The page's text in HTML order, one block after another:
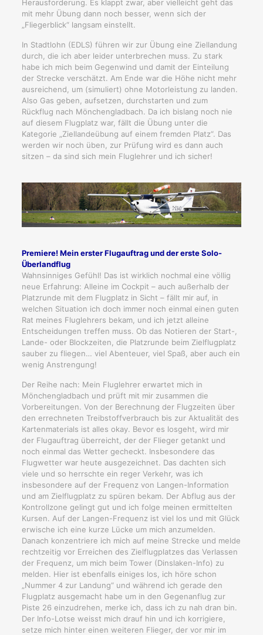
Herausforderung. Es klappt zwar, aber vielleicht geht das
mit mehr Übung dann noch besser, wenn sich der
„Fliegerblick“ langsam einstellt.
In Stadtlohn (EDLS) führen wir zur Übung eine Ziellandung
durch, die ich aber leider unterbrechen muss. Zu stark
habe ich mich beim Gegenwind und damit der Einteilung
der Strecke verschätzt. Am Ende war die Höhe nicht mehr
ausreichend, um (simuliert) ohne Motorleistung zu landen.
Also Gas geben, aufsetzen, durchstarten und zum
Rückflug nach Mönchengladbach. Da ich bislang noch nie
auf diesem Flugplatz war, fällt die Übung unter die
Kategorie „Ziellandeübung auf einem fremden Platz“. Das
werden wir noch üben, zur Prüfung wird es dann auch
sitzen – da sind sich mein Fluglehrer und ich sicher!
Premiere! Mein erster Flugauftrag und der erste Solo-
Überlandflug
Wahnsinniges Gefühl! Das ist wirklich nochmal eine völlig
neue Erfahrung: Alleine im Cockpit – auch außerhalb der
Platzrunde mit dem Flugplatz in Sicht – fällt mir auf, in
welchen Situation ich doch immer noch einmal einen guten
Rat meines Fluglehrers bekam, und ich jetzt alleine
Entscheidungen treffen muss. Ob das Notieren der Start-,
Lande- oder Blockzeiten, die Platzrunde beim Zielflugplatz
sauber zu fliegen… viel Abenteuer, viel Spaß, aber auch ein
wenig Anstrengung!
Der Reihe nach: Mein Fluglehrer erwartet mich in
Mönchengladbach und prüft mit mir zusammen die
Vorbereitungen. Von der Berechnung der Flugzeiten über
den errechneten Treibstoffverbrauch bis zur Aktualität des
Kartenmaterials ist alles okay. Bevor es losgeht, wird mir
der Flugauftrag überreicht, der der Flieger getankt und
noch einmal das Wetter gecheckt. Insbesondere das
Flugwetter war heute ausgezeichnet. Das dachten sich
viele und so herrschte ein reger Verkehr, was ich
insbesondere auf der Frequenz von Langen-Information
und am Zielflugplatz zu spüren bekam. Der Abflug aus der
Kontrollzone gelingt gut und ich folge meinen ermittelten
Kursen. Auf der Langen-Frequenz ist viel los und mit Glück
erwische ich eine kurze Lücke um mich anzumelden.
Danach konzentriere ich mich auf meine Strecke und melde
rechtzeitig vor Erreichen des Zielflugplatzes das Verlassen
der Frequenz, um mich beim Tower (Dinslaken-Info) zu
melden. Hier ist ebenfalls einiges los, ich höre schon
„Nummer 4 zur Landung“ und während ich gerade den
Flugplatz ausgemacht habe um in den Gegenanflug zur
Piste 26 einzudrehen, merke ich, dass ich zu nah dran bin.
Der Info-Lotse weisst mich drauf hin und ich korrigiere,
setze mich hinter einen weiteren Flieger, der vor mir im